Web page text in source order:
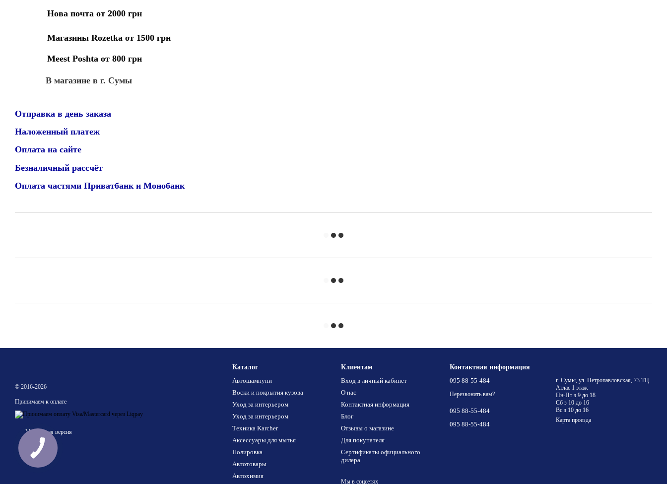
Нова почта от 2000 грн
Магазины Rozetka от 1500 грн
Meest Poshta от 800 грн
В магазине в г. Сумы
Отправка в день заказа
Наложенный платеж
Оплата на сайте
Безналичный рассчёт
Оплата частями Приватбанк и Монобанк
© 2016-2026
Принимаем к оплате
Мобильная версия
Каталог
Автошампуни
Воски и покрытия кузова
Уход за интерьером
Уход за интерьером
Техника Karcher
Аксессуары для мытья
Полировка
Автотовары
Автохимия
Клиентам
Вход в личный кабинет
О нас
Контактная информация
Блог
Отзывы о магазине
Для покупателя
Сертификаты официального
дилера
Мы в соцсетях
Контактная информация
095 88-55-484
Перезвонить вам?
095 88-55-484
095 88-55-484
г. Сумы, ул. Петропавловская, 73 ТЦ
Атлас 1 этаж
Пн-Пт з 9 до 18
Сб з 10 до 16
Вс з 10 до 16
Карта проезда